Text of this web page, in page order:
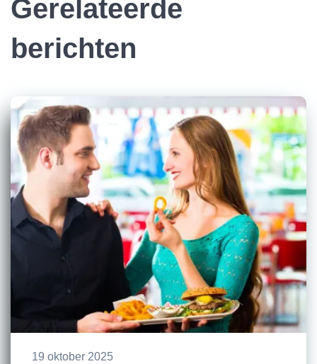
Gerelateerde
berichten
19 oktober 2025